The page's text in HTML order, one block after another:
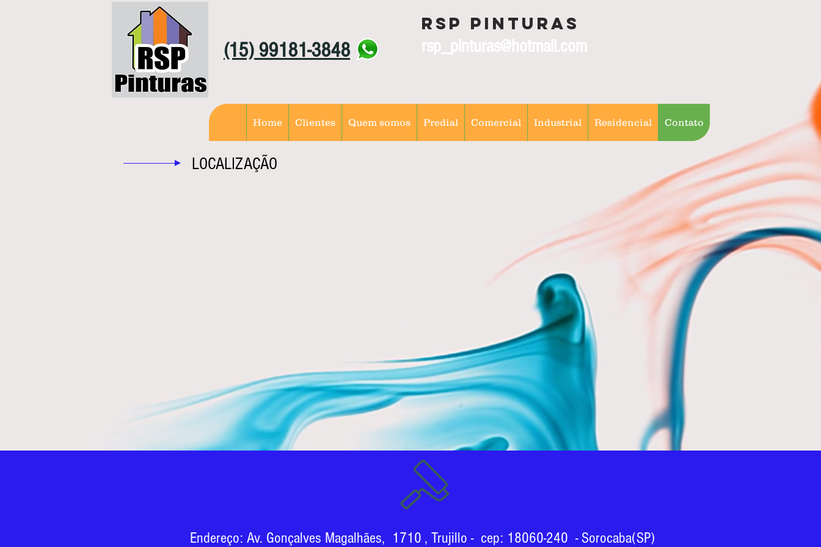
RSP Pinturas
(15) 99181-3848 rsp_pinturas@hotmail.com
Home Clientes Quem somos Predial Comercial Industrial Residencial Contato
LOCALIZAÇÃO
Endereço: Av. Gonçalves Magalhães, 1710 , Trujillo - cep: 18060-240 - Sorocaba(SP)